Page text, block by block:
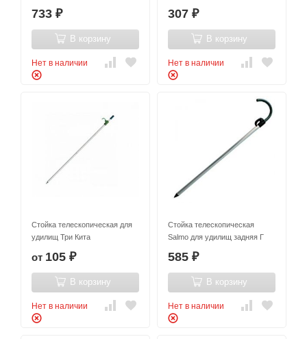
733 ₽
В корзину
Нет в наличии
307 ₽
В корзину
Нет в наличии
Стойка телескопическая для
удилищ Три Кита
от 105 ₽
В корзину
Нет в наличии
Стойка телескопическая
Salmo для удилищ задняя Г
585 ₽
В корзину
Нет в наличии